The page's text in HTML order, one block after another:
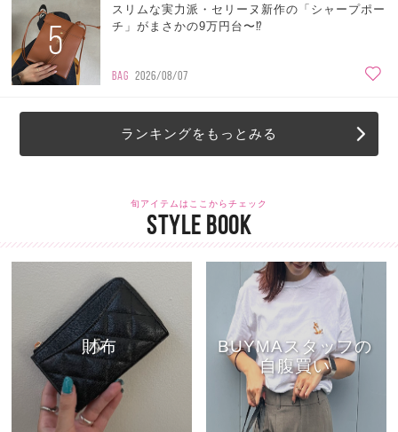
5
スリムな実力派・セリーヌ新作の「シャープポー
チ」がまさかの9万円台〜⁉
BAG 2026/08/07
ランキングをもっとみる
旬アイテムはここからチェック
STYLE BOOK
財布
BUYMAスタッフの
自腹買い